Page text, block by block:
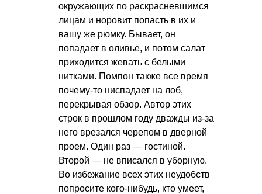
окружающих по раскрасневшимся
лицам и норовит попасть в их и
вашу же рюмку. Бывает, он
попадает в оливье, и потом салат
приходится жевать с белыми
нитками. Помпон также все время
почему-то ниспадает на лоб,
перекрывая обзор. Автор этих
строк в прошлом году дважды из-за
него врезался черепом в дверной
проем. Один раз — гостиной.
Второй — не вписался в уборную.
Во избежание всех этих неудобств
попросите кого-нибудь, кто умеет,